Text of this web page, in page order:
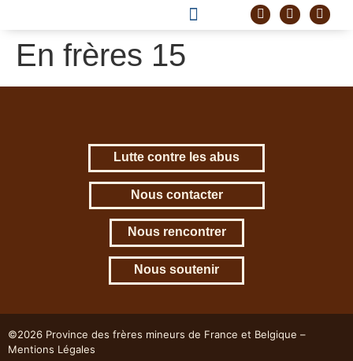
En frères 15
Lutte contre les abus
Nous contacter
Nous rencontrer
Nous soutenir
©2026 Province des frères mineurs de France et Belgique –
Mentions Légales